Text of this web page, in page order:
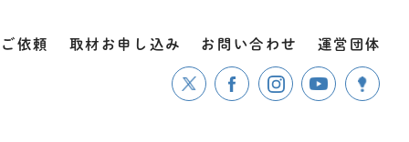
依頼 取材お申し込み お問い合わせ 運営団体